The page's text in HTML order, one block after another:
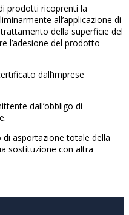
prodotti ricoprenti la
all’applicazione di
della superficie del
l’adesione del prodotto
dall’imprese
dall’obbligo di
asportazione totale della
sostituzione con altra